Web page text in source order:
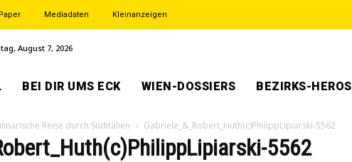
Mediadaten Kleinanzeigen
August 7, 2026
BEI DIR UMS ECK WIEN-DOSSIERS BEZIRKS-HEROS
Reise durch Süditalien Gabriele_&_Robert_Huth(c)PhilippLipiarski-5562
5562